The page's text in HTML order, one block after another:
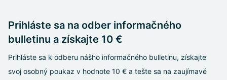
Prihláste sa na odber informačného
bulletinu a získajte 10 €
Prihláste sa k odberu nášho informačného bulletinu, získajte
svoj osobný poukaz v hodnote 10 € a tešte sa na zaujímavé